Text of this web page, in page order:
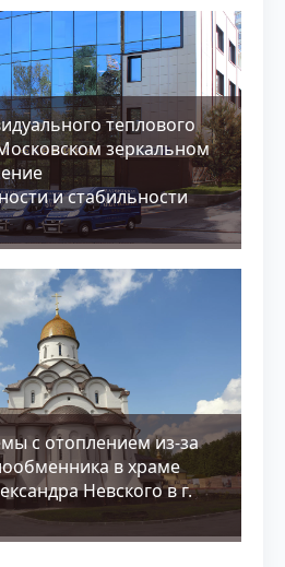
теплового
зеркальном
и стабильности
с отоплением из-за
в храме
Невского в г.